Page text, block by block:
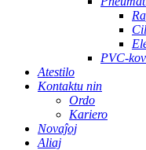
PVC-
Atestilo
Kontaktu nin
Ordo
Kariero
Novaĵoj
Aliaj